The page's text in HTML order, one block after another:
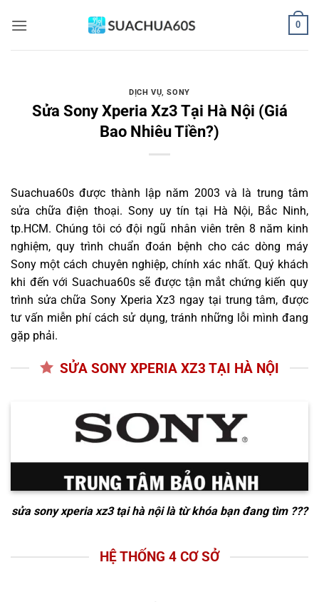
qua
0
DỊCH VỤ,SONY
Sửa Sony Xperia Xz3 Tại Hà Nội (Giá
Bao Nhiêu Tiền?)
Suachua60s được thành lập năm 2003 và là trung tâm
sửa chữa điện thoại. Sony uy tín tại Hà Nội, Bắc Ninh,
tp.HCM. Chúng tôi có đội ngũ nhân viên trên 8 năm kinh
nghiệm, quy trình chuẩn đoán bệnh cho các dòng máy
Sony một cách chuyên nghiệp, chính xác nhất. Quý khách
khi đến với Suachua60s sẽ được tận mắt chứng kiến quy
trình sửa chữa Sony Xperia Xz3 ngay tại trung tâm, được
tư vấn miễn phí cách sử dụng, tránh những lỗi mình đang
gặp phải.
SỬA SONY XPERIA XZ3 TẠI HÀ NỘI
sửa sony xperia xz3 tại hà nộilà từ khóa bạn đang tìm ???
HỆ THỐNG 4 CƠ SỞ